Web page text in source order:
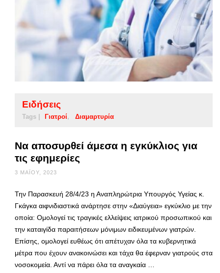
Ειδήσεις
Tags | Γιατροί Διαμαρτυρία
Να αποσυρθεί άμεσα η εγκύκλιος για
τις εφημερίες
3 ΜΑΪ́ΟΥ, 2023
Την Παρασκευή 28/4/23 η Αναπληρώτρια Υπουργός Υγείας κ.
Γκάγκα αιφνιδιαστικά ανάρτησε στην «Διαύγεια» εγκύκλιο με την
οποία: Ομολογεί τις τραγικές ελλείψεις ιατρικού προσωπικού και
την καταιγίδα παραιτήσεων μόνιμων ειδικευμένων γιατρών.
Επίσης, ομολογεί ευθέως ότι απέτυχαν όλα τα κυβερνητικά
μέτρα που έχουν ανακοινώσει και τάχα θα έφερναν γιατρούς στα
νοσοκομεία. Αντί να πάρει όλα τα αναγκαία …